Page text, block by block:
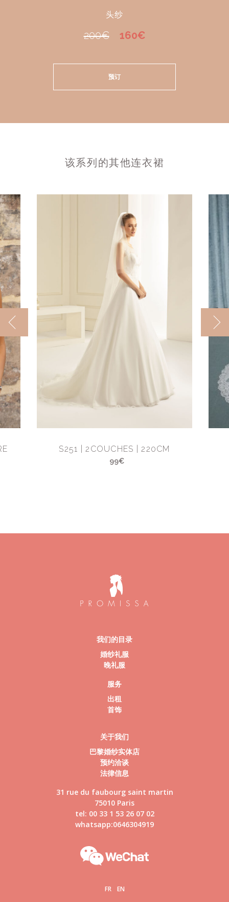
头纱
200€ 160€
预订
该系列的其他连衣裙
S251 | 2COUCHES | 220CM
99€
我们的目录
婚纱礼服
晚礼服
服务
出租
首饰
关于我们
巴黎婚纱实体店
预约洽谈
法律信息
31 rue du faubourg saint martin
75010 Paris
tel: 00 33 1 53 26 07 02
whatsapp:0646304919
FR EN